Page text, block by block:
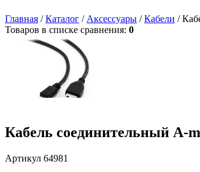
Главная /Каталог / Аксессуары /Кабели /
Товаров в списке сравнения: 0
Кабель соединительный A-
Артикул 64981